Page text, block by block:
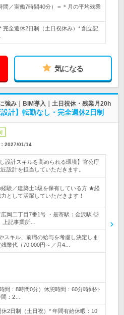
間／実働7時間40分）＝＊月の平均残業
全週休2日制（土日祝休み）* 創立記
気になる
強み｜BIM導入｜土日祝休・残業月20h
計】転勤なし・完全週休2日制
2027/01/14
設計スキルを高められる環境】官公庁
設計を担当していただきます。
験／建築士1級を保有している方 ★経
として活躍していただきます！
岡二丁目7番1号 ・最寄駅：金沢駅 ◎
上記事業所…
スキル、前職の給与を考慮し決定しま
業代（70,000円～／月4…
間：8時間0分）休憩時間：60分時間外
：2…
2日制（土日祝）* 年間有給休暇：10